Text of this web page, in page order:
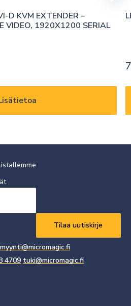
D KVM EXTENDER –
VIDEO, 1920X1200 SERIAL
myynti@micromagic.fi
4709 tuki@micromagic.fi